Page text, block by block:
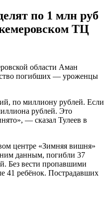
по 1 млн руб
ТЦ
области Аман
погибших — уроженцы
по миллиону рублей. Если
рублей. Это
— сказал Тулеев в
центре «Зимняя вишня»
данным, погибли 37
Без вести пропавшими
41 ребёнок. Пострадавших